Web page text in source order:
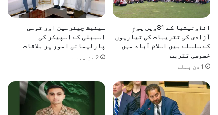
انڈونیشیا کے 81ویں یومِ
آزادی کی تقریبات کی تیاریوں
کے سلسلے میں اسلام آباد میں
خصوصی تقریب
1 دن پہلے
سینیٹ چیئرمین اور قومی
اسمبلی کے اسپیکر کی
پارلیمانی امور پر ملاقات
2 دن پہلے